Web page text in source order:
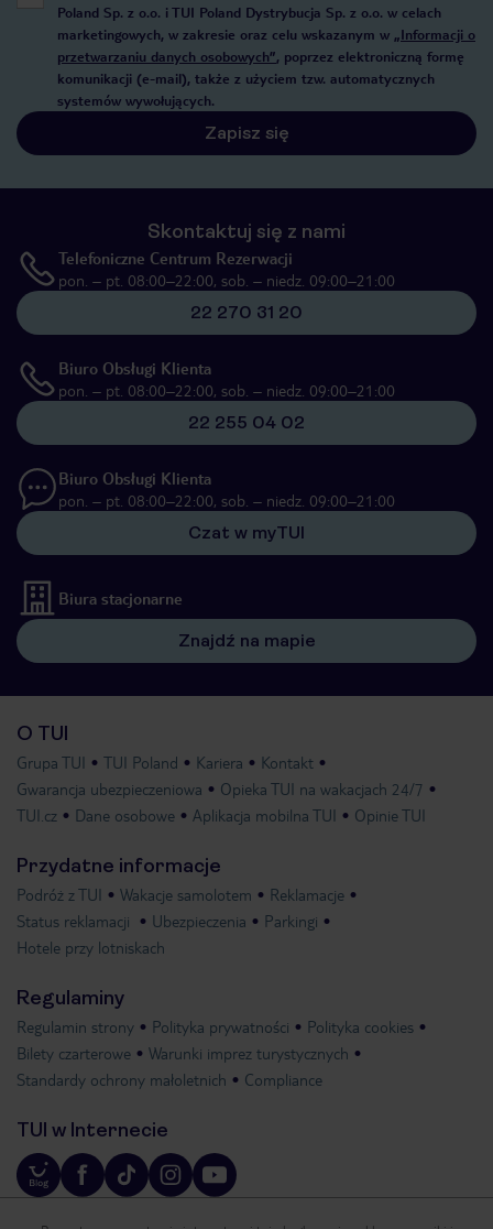
Poland Sp. z o.o. i TUI Poland Dystrybucja Sp. z o.o. w celach
marketingowych, w zakresie oraz celu wskazanym w „Informacji o
przetwarzaniu danych osobowych”, poprzez elektroniczną formę
komunikacji (e-mail), także z użyciem tzw. automatycznych
systemów wywołujących.
Zapisz się
Skontaktuj się z nami
Telefoniczne Centrum Rezerwacji
pon. – pt. 08:00–22:00, sob. – niedz. 09:00–21:00
22 270 31 20
Biuro Obsługi Klienta
pon. – pt. 08:00–22:00, sob. – niedz. 09:00–21:00
22 255 04 02
Biuro Obsługi Klienta
pon. – pt. 08:00–22:00, sob. – niedz. 09:00–21:00
Czat w myTUI
Biura stacjonarne
Znajdź na mapie
O TUI
Grupa TUI TUI Poland Kariera
Kontakt
Gwarancja ubezpieczeniowa
Opieka TUI na wakacjach 24/7
TUI.cz
Dane osobowe Aplikacja mobilna TUI Opinie TUI
Przydatne informacje
Podróż z TUI Wakacje samolotem
Reklamacje
Status reklamacji
Ubezpieczenia
Parkingi
Hotele przy lotniskach
Regulaminy
Regulamin strony Polityka prywatności
Polityka cookies
Bilety czarterowe
Warunki imprez turystycznych
Standardy ochrony małoletnich
Compliance
TUI w Internecie